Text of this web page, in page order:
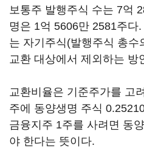
보통주 발행주식 수는 7억
명은 1억 5606만 2581주다
는 자기주식(발행주식 총수
교환 대상에서 제외하는 방
교환비율은 기준주가를 고
주에 동양생명 주식
금융지주 1주를 사려면 동
야 한다는 뜻이다.